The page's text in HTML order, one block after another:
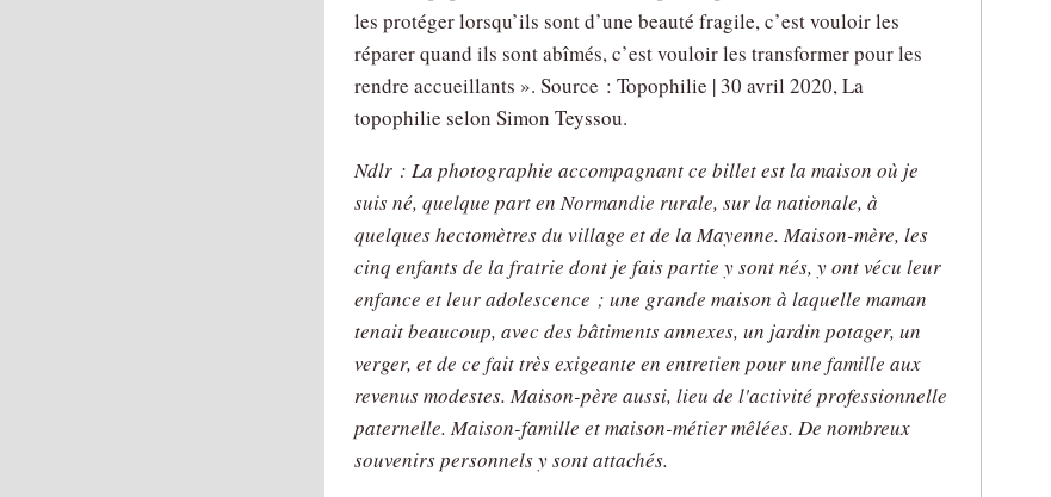
les protéger lorsqu’ils sont d’une beauté fragile, c’est vouloir les
réparer quand ils sont abîmés, c’est vouloir les transformer pour les
rendre accueillants ». Source : Topophilie | 30 avril 2020, La
topophilie selon Simon Teyssou.
Ndlr : La photographie accompagnant ce billet est la maison où je
suis né, quelque part en Normandie rurale, sur la nationale, à
quelques hectomètres du village et de la Mayenne. Maison-mère, les
cinq enfants de la fratrie dont je fais partie y sont nés, y ont vécu leur
enfance et leur adolescence ; une grande maison à laquelle maman
tenait beaucoup, avec des bâtiments annexes, un jardin potager, un
verger, et de ce fait très exigeante en entretien pour une famille aux
revenus modestes. Maison-père aussi, lieu de l'activité professionnelle
paternelle. Maison-famille et maison-métier mêlées. De nombreux
souvenirs personnels y sont attachés.